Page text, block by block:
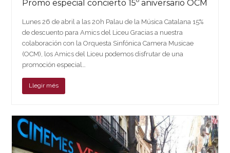
Promo especial concierto 15º aniversario OCM
Lunes 26 de abril a las 20h Palau de la Música Catalana 15%
de descuento para Amics del Liceu Gracias a nuestra
colaboración con la Orquesta Sinfónica Camera Musicae
(OCM), los Amics del Liceu podemos disfrutar de una
promoción especial…
Llegir més